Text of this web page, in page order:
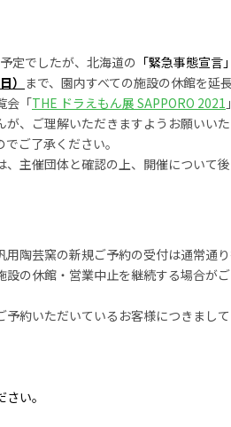
定でしたが、北海道の 「緊急事態宣言
） まで、 園内すべての施設の休館を延
会「THE ドラえもん展 SAPPORO 2021
、ご理解いただきますようお願いいた
ご了承ください。
主催団体と確認の上、開催について後
陶芸窯の新規ご予約の受付は通常通り
の休館・営業中止を継続する場合が
約いただいているお客様につきまし
い。